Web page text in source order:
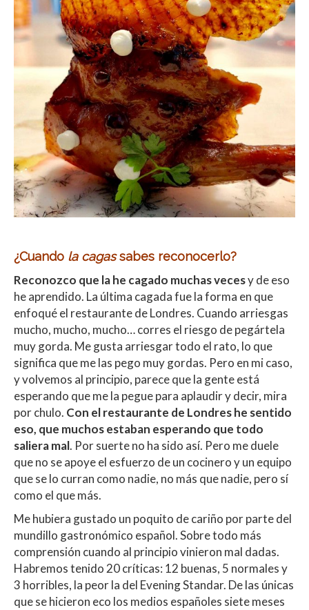
¿Cuando la cagassabes reconocerlo?
Reconozco que la he cagado muchas vecesy de eso
he aprendido. La última cagada fue la forma en que
enfoqué el restaurante de Londres. Cuando arriesgas
mucho, mucho, mucho… corres el riesgo de pegártela
muy gorda. Me gusta arriesgar todo el rato, lo que
significa que me las pego muy gordas. Pero en mi caso,
y volvemos al principio, parece que la gente está
esperando que me la pegue para aplaudir y decir, mira
por chulo. Con el restaurante de Londres he sentido
eso, que muchos estaban esperando que todo
saliera mal. Por suerte no ha sido así. Pero me duele
que no se apoye el esfuerzo de un cocinero y un equipo
que se lo curran como nadie, no más que nadie, pero sí
como el que más.
Me hubiera gustado un poquito de cariño por parte del
mundillo gastronómico español. Sobre todo más
comprensión cuando al principio vinieron mal dadas.
Habremos tenido 20 críticas: 12 buenas, 5 normales y
3 horribles, la peor la del Evening Standar. De las únicas
que se hicieron eco los medios españoles siete meses